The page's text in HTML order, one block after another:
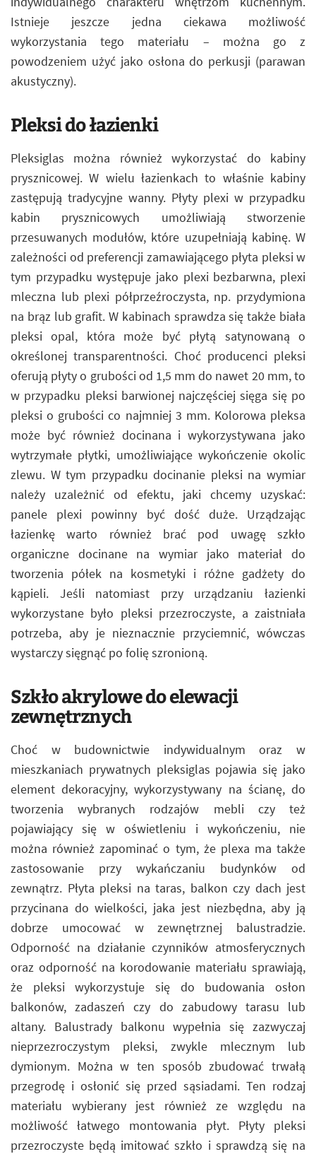
Istnieje jeszcze jedna ciekawa możliwość
wykorzystania tego materiału – można go z
powodzeniem użyć jako osłona do perkusji (parawan
akustyczny).
Pleksi do łazienki
Pleksiglas można również wykorzystać do kabiny
prysznicowej. W wielu łazienkach to właśnie kabiny
zastępują tradycyjne wanny. Płyty plexi w przypadku
kabin prysznicowych umożliwiają stworzenie
przesuwanych modułów, które uzupełniają kabinę. W
zależności od preferencji zamawiającego płyta pleksi w
tym przypadku występuje jako plexi bezbarwna, plexi
mleczna lub plexi półprzeźroczysta, np. przydymiona
na brąz lub grafit. W kabinach sprawdza się także biała
pleksi opal, która może być płytą satynowaną o
określonej transparentności. Choć producenci pleksi
oferują płyty o grubości od 1,5 mm do nawet 20 mm, to
w przypadku pleksi barwionej najczęściej sięga się po
pleksi o grubości co najmniej 3 mm. Kolorowa pleksa
może być również docinana i wykorzystywana jako
wytrzymałe płytki, umożliwiające wykończenie okolic
zlewu. W tym przypadku docinanie pleksi na wymiar
należy uzależnić od efektu, jaki chcemy uzyskać:
panele plexi powinny być dość duże. Urządzając
łazienkę warto również brać pod uwagę szkło
organiczne docinane na wymiar jako materiał do
tworzenia półek na kosmetyki i różne gadżety do
kąpieli. Jeśli natomiast przy urządzaniu łazienki
wykorzystane było pleksi przezroczyste, a zaistniała
potrzeba, aby je nieznacznie przyciemnić, wówczas
wystarczy sięgnąć po folię szronioną.
Szkło akrylowe do elewacji
zewnętrznych
Choć w budownictwie indywidualnym oraz w
mieszkaniach prywatnych pleksiglas pojawia się jako
element dekoracyjny, wykorzystywany na ścianę, do
tworzenia wybranych rodzajów mebli czy też
pojawiający się w oświetleniu i wykończeniu, nie
można również zapominać o tym, że plexa ma także
zastosowanie przy wykańczaniu budynków od
zewnątrz. Płyta pleksi na taras, balkon czy dach jest
przycinana do wielkości, jaka jest niezbędna, aby ją
dobrze umocować w zewnętrznej balustradzie.
Odporność na działanie czynników atmosferycznych
oraz odporność na korodowanie materiału sprawiają,
że pleksi wykorzystuje się do budowania osłon
balkonów, zadaszeń czy do zabudowy tarasu lub
altany. Balustrady balkonu wypełnia się zazwyczaj
nieprzezroczystym pleksi, zwykle mlecznym lub
dymionym. Można w ten sposób zbudować trwałą
przegrodę i osłonić się przed sąsiadami. Ten rodzaj
materiału wybierany jest również ze względu na
możliwość łatwego montowania płyt. Płyty pleksi
przezroczyste będą imitować szkło i sprawdzą się na